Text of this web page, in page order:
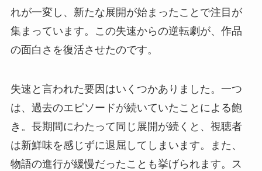
れが一変し、新たな展開が始まったことで注目が
集まっています。この失速からの逆転劇が、作品
の面白さを復活させたのです。
失速と言われた要因はいくつかありました。一つ
は、過去のエピソードが続いていたことによる飽
き。長期間にわたって同じ展開が続くと、視聴者
は新鮮味を感じずに退屈してしまいます。また、
物語の進行が緩慢だったことも挙げられます。ス